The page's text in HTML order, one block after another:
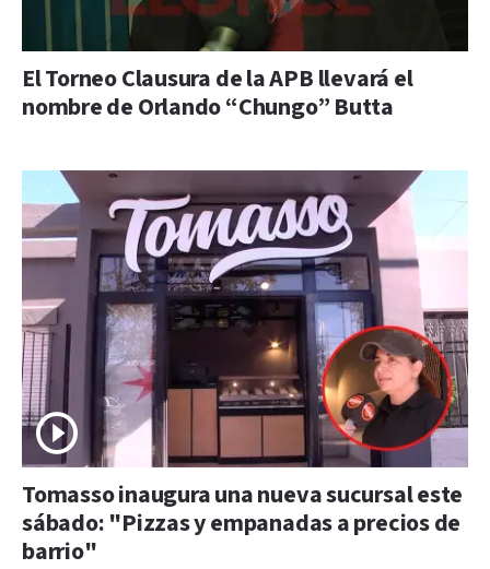
El Torneo Clausura de la APB llevará el
nombre de Orlando “Chungo” Butta
Tomasso inaugura una nueva sucursal este
sábado: "Pizzas y empanadas a precios de
barrio"